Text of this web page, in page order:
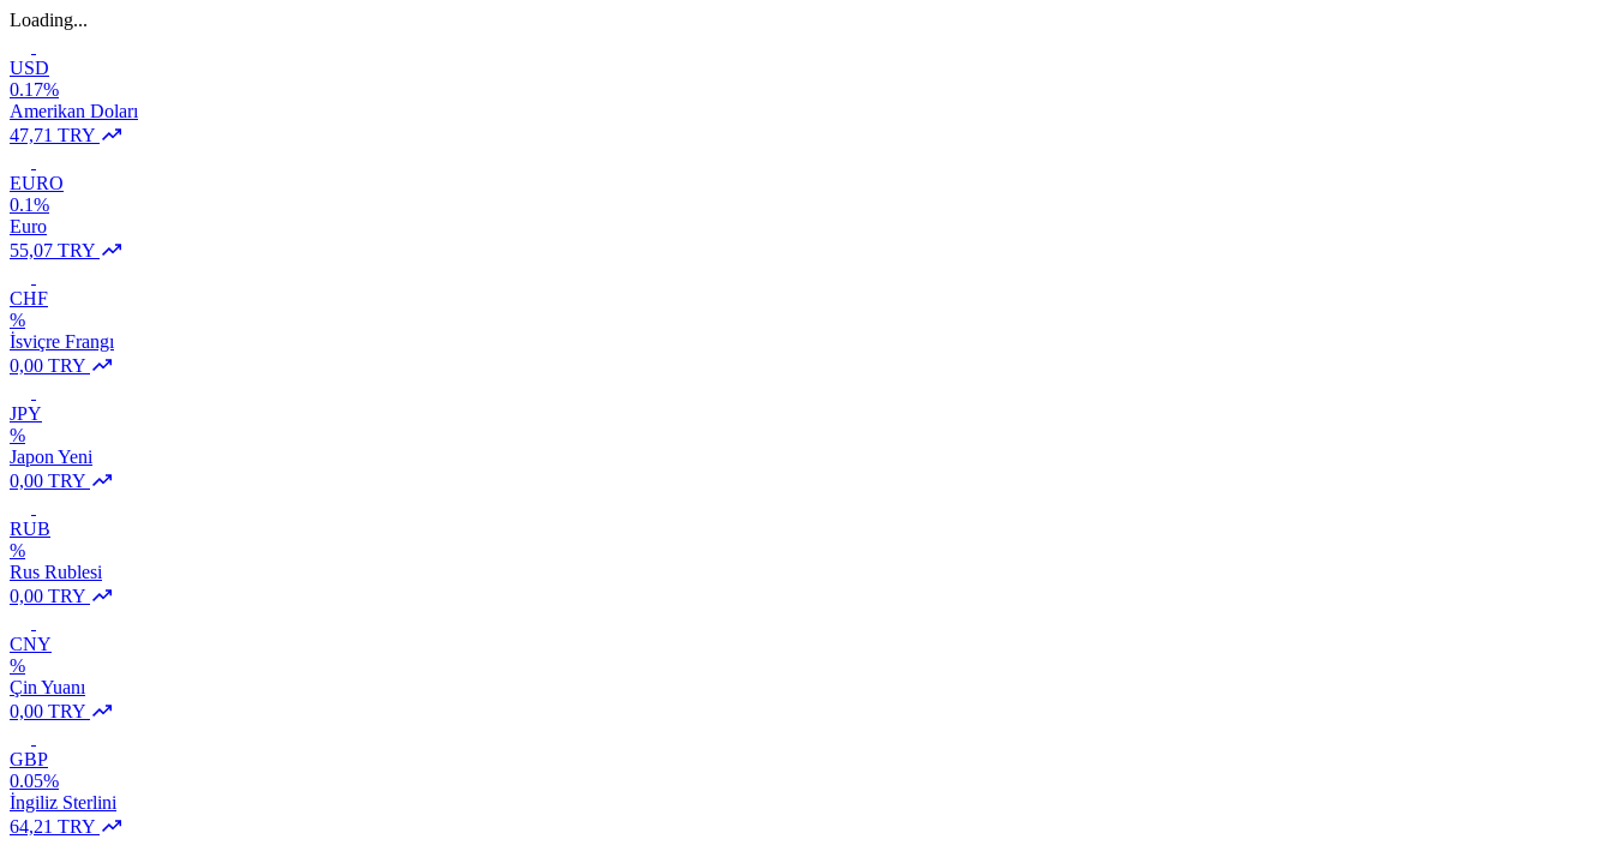
Loading...
USD
0.17%
Amerikan Doları
47,71 TRY
EURO
0.1%
Euro
55,07 TRY
CHF
%
İsviçre Frangı
0,00 TRY
JPY
%
Japon Yeni
0,00 TRY
RUB
%
Rus Rublesi
0,00 TRY
CNY
%
Çin Yuanı
0,00 TRY
GBP
0.05%
İngiliz Sterlini
64,21 TRY